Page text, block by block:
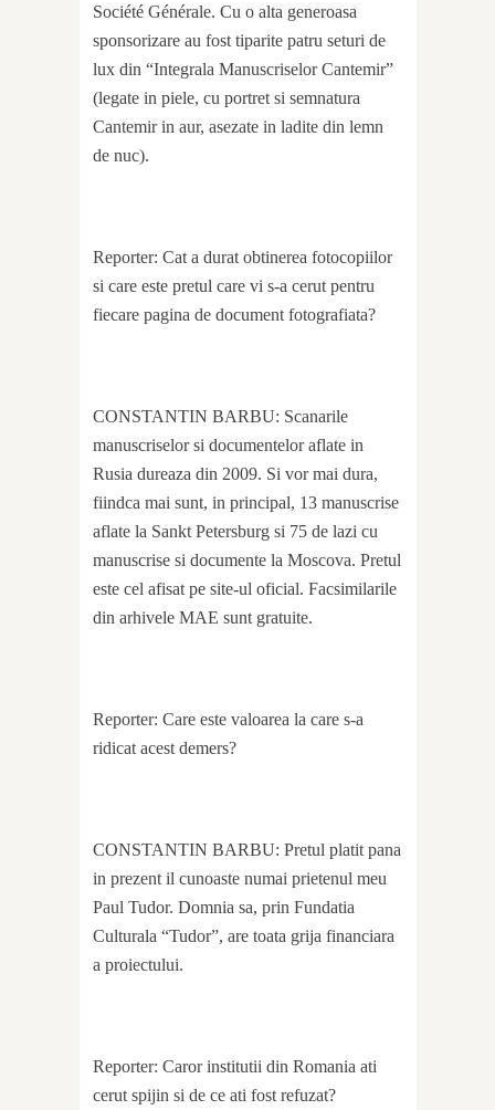
Société Générale. Cu o alta generoasa
sponsorizare au fost tiparite patru seturi de
lux din “Integrala Manuscriselor Cantemir”
(legate in piele, cu portret si semnatura
Cantemir in aur, asezate in ladite din lemn
de nuc).
Reporter: Cat a durat obtinerea fotocopiilor
si care este pretul care vi s-a cerut pentru
fiecare pagina de document fotografiata?
CONSTANTIN BARBU: Scanarile
manuscriselor si documentelor aflate in
Rusia dureaza din 2009. Si vor mai dura,
fiindca mai sunt, in principal, 13 manuscrise
aflate la Sankt Petersburg si 75 de lazi cu
manuscrise si documente la Moscova. Pretul
este cel afisat pe site-ul oficial. Facsimilarile
din arhivele MAE sunt gratuite.
Reporter: Care este valoarea la care s-a
ridicat acest demers?
CONSTANTIN BARBU: Pretul platit pana
in prezent il cunoaste numai prietenul meu
Paul Tudor. Domnia sa, prin Fundatia
Culturala “Tudor”, are toata grija financiara
a proiectului.
Reporter: Caror institutii din Romania ati
cerut spijin si de ce ati fost refuzat?